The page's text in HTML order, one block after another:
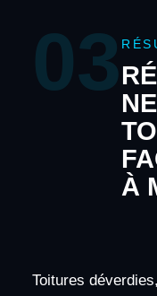
03
À
Toitures